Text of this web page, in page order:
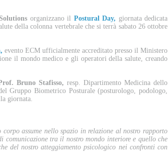
organizzano il Postural Day, giornata dedicata
della colonna vertebrale che si terrà sabato 26 ottobre
evento ECM ufficialmente accreditato presso il Ministero
il mondo medico e gli operatori della salute, creando
Bruno Stafisso, resp. Dipartimento Medicina dello
Gruppo Biometrico Posturale (posturologo, podologo,
giornata.
assume nello spazio in relazione al nostro rapporto
comunicazione tra il nostro mondo interiore e quello che
del nostro atteggiamento psicologico nei confronti con